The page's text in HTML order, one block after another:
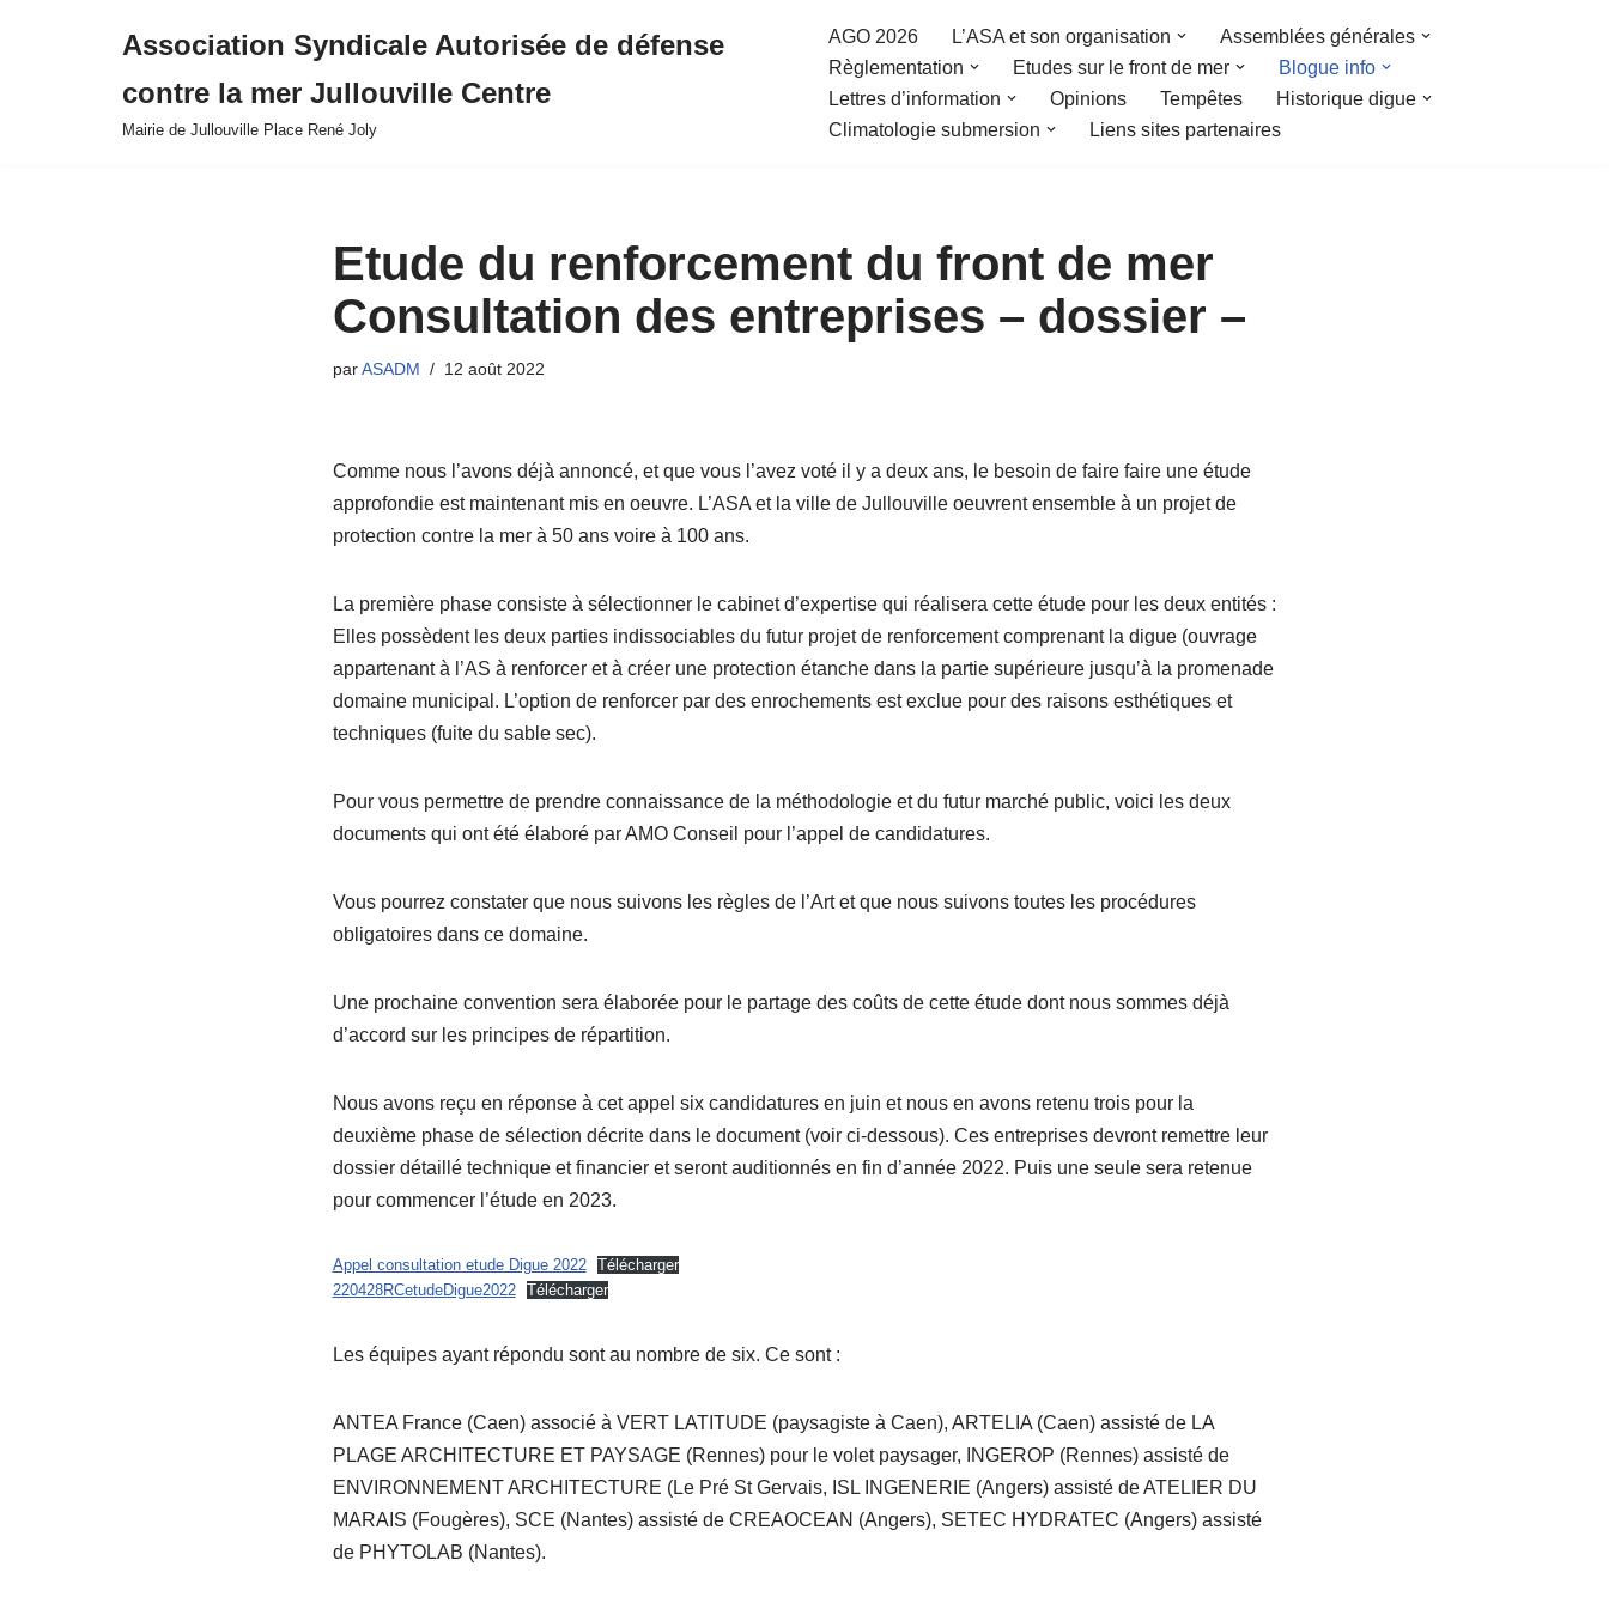
Association Syndicale Autorisée de défense
contre la mer Jullouville Centre
Mairie de Jullouville Place René Joly
AGO 2026 L’ASA et son organisation
Assemblées générales
Règlementation
Etudes sur le front de mer
Blogue info
Lettres d’information
Opinions Tempêtes
Historique digue
Climatologie submersion
Liens sites partenaires
Etude du renforcement du front de mer
Consultation des entreprises – dossier –
parASADM 12 août 2022
Comme nous l’avons déjà annoncé, et que vous l’avez voté il y a deux ans, le besoin de faire faire une étude
approfondie est maintenant mis en oeuvre. L’ASA et la ville de Jullouville oeuvrent ensemble à un projet de
protection contre la mer à 50 ans voire à 100 ans.
La première phase consiste à sélectionner le cabinet d’expertise qui réalisera cette étude pour les deux entités :
Elles possèdent les deux parties indissociables du futur projet de renforcement comprenant la digue (ouvrage
appartenant à l’AS à renforcer et à créer une protection étanche dans la partie supérieure jusqu’à la promenade
domaine municipal. L’option de renforcer par des enrochements est exclue pour des raisons esthétiques et
techniques (fuite du sable sec).
Pour vous permettre de prendre connaissance de la méthodologie et du futur marché public, voici les deux
documents qui ont été élaboré par AMO Conseil pour l’appel de candidatures.
Vous pourrez constater que nous suivons les règles de l’Art et que nous suivons toutes les procédures
obligatoires dans ce domaine.
Une prochaine convention sera élaborée pour le partage des coûts de cette étude dont nous sommes déjà
d’accord sur les principes de répartition.
Nous avons reçu en réponse à cet appel six candidatures en juin et nous en avons retenu trois pour la
deuxième phase de sélection décrite dans le document (voir ci-dessous). Ces entreprises devront remettre leur
dossier détaillé technique et financier et seront auditionnés en fin d’année 2022. Puis une seule sera retenue
pour commencer l’étude en 2023.
Appel consultation etude Digue 2022
Télécharger
220428RCetudeDigue2022
Télécharger
Les équipes ayant répondu sont au nombre de six. Ce sont :
ANTEA France (Caen) associé à VERT LATITUDE (paysagiste à Caen), ARTELIA (Caen) assisté de LA
PLAGE ARCHITECTURE ET PAYSAGE (Rennes) pour le volet paysager, INGEROP (Rennes) assisté de
ENVIRONNEMENT ARCHITECTURE (Le Pré St Gervais, ISL INGENERIE (Angers) assisté de ATELIER DU
MARAIS (Fougères), SCE (Nantes) assisté de CREAOCEAN (Angers), SETEC HYDRATEC (Angers) assisté
de PHYTOLAB (Nantes).